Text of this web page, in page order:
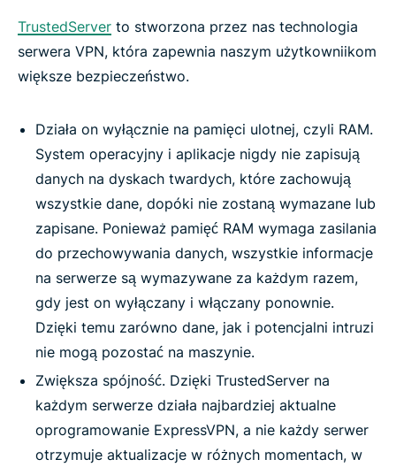
TrustedServer to stworzona przez nas technologia
serwera VPN, która zapewnia naszym użytkowniikom
większe bezpieczeństwo.
Działa on wyłącznie na pamięci ulotnej, czyli RAM.
System operacyjny i aplikacje nigdy nie zapisują
danych na dyskach twardych, które zachowują
wszystkie dane, dopóki nie zostaną wymazane lub
zapisane. Ponieważ pamięć RAM wymaga zasilania
do przechowywania danych, wszystkie informacje
na serwerze są wymazywane za każdym razem,
gdy jest on wyłączany i włączany ponownie.
Dzięki temu zarówno dane, jak i potencjalni intruzi
nie mogą pozostać na maszynie.
Zwiększa spójność. Dzięki TrustedServer na
każdym serwerze działa najbardziej aktualne
oprogramowanie ExpressVPN, a nie każdy serwer
otrzymuje aktualizacje w różnych momentach, w